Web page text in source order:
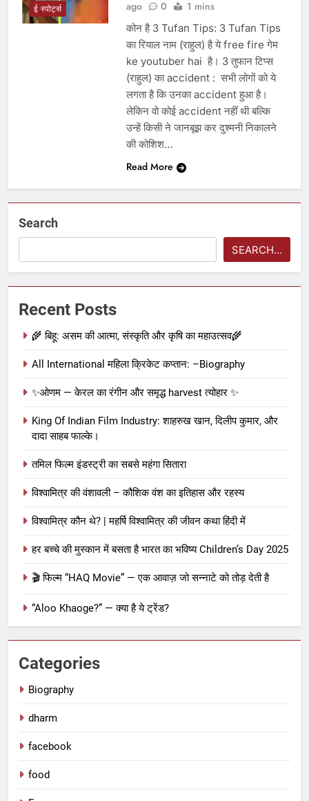
ई स्पोर्ट्स
ago
0 1 mins
कोन है 3 Tufan Tips: 3 Tufan Tips
का रियाल नाम (राहुल) है ये free fire गेम
ke youtuber hai है। 3 तुफान टिप्स
(राहुल) का accident : सभी लोगों को ये
लगता है कि उनका accident हुआ है।
लेकिन वो कोई accident नहीं थी बल्कि
उन्हें किसी ने जानबूझ कर दुश्मनी निकालने
की कोशिश…
Read More
Search
SEARCH...
Recent Posts
🌾 बिहू: असम की आत्मा, संस्कृति और कृषि का महाउत्सव🌾
All International महिला क्रिकेट कप्तान: –Biography
✨ओणम — केरल का रंगीन और समृद्ध harvest त्योहार ✨
King Of Indian Film Industry: शाहरुख खान, दिलीप कुमार, और
दादा साहब फाल्के।
तमिल फिल्म इंडस्ट्री का सबसे महंगा सितारा
विश्वामित्र की वंशावली – कौशिक वंश का इतिहास और रहस्य
विश्वामित्र कौन थे? | महर्षि विश्वामित्र की जीवन कथा हिंदी में
हर बच्चे की मुस्कान में बसता है भारत का भविष्य Children’s Day 2025
🎬 फिल्म “HAQ Movie” — एक आवाज़ जो सन्नाटे को तोड़ देती है
“Aloo Khaoge?” — क्या है ये ट्रेंड?
Categories
Biography
dharm
facebook
food